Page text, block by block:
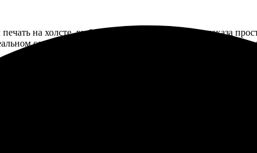
на холсте, выбрал формат 30х60. Процесс заказа
состоянии. Доставили быстро, без задержек.
холст 30х60, процесс был простым и понятным.